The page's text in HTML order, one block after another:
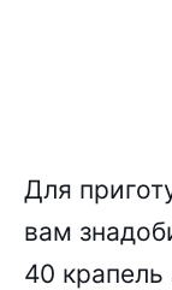
Для
вам
40 крапель